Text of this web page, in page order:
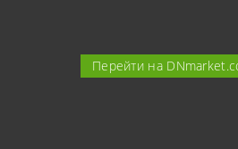
Перейти на